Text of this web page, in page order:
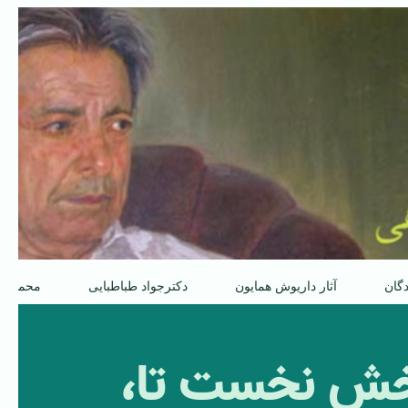
آثار داریوش همایون دکترجواد طباطبایی
نخست تا،